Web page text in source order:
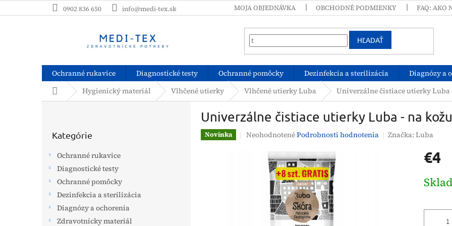
na
0902 836 650 info@medi-tex.sk MOJA OBJEDNÁVKA OBCHODNÉ PODMIENKY FAQ: AKO
HĽADAŤ
Ochranné rukavice Diagnostické testy Ochranné pomôcky Dezinfekcia a sterilizácia Diagnózy a
DomovHygienický materiál Vlhčené utierky Vlhčené utierky Luba Univerzálne čistiace utierky Luba -
kategórie
Kategórie
Ochranné rukavice
Diagnostické testy
Ochranné pomôcky
Dezinfekcia a sterilizácia
Diagnózy a ochorenia
Zdravotnícky materiál
Univerzálne čistiace utierky Luba - na
Novinka
Priemerné
produktu
hviezdičiek.
NeohodnotenéPodrobnosti hodnotenia Značka: Luba
€4
cena: